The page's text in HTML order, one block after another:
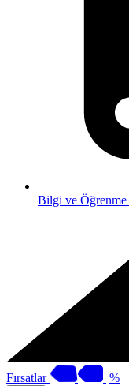
Bilgi ve Öğrenme
Fırsatlar %